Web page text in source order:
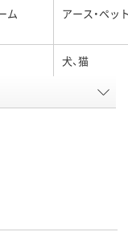
ム アース・ペッ
犬、猫